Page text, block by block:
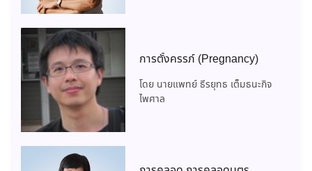
การตั้งครรภ์ (Pregnancy)
โดย นายแพทย์ ธีรยุทธ เต็มธนะกิจ
ไพศาล